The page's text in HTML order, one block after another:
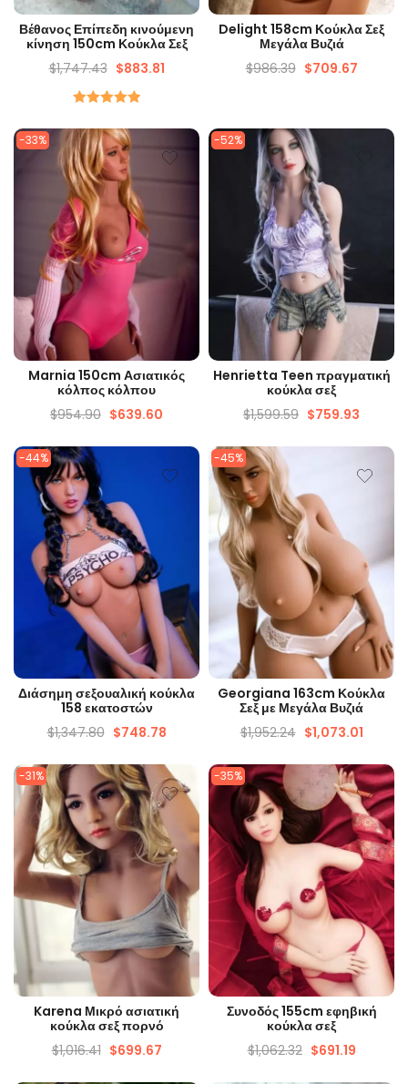
ΓΡΉΓΟΡΗ ΜΑΤΙΆ
Βέθανος Επίπεδη κινούμενη
κίνηση 150cm Κούκλα Σεξ
$1,747.43 $883.81
5.00από 5
ΓΡΉΓΟΡΗ ΜΑΤΙΆ
Delight 158cm Κούκλα Σεξ
Μεγάλα Βυζιά
$986.39 $709.67
-33%
ΓΡΉΓΟΡΗ ΜΑΤΙΆ
Marnia 150cm Ασιατικός
κόλπος κόλπου
$954.90 $639.60
-52%
ΓΡΉΓΟΡΗ ΜΑΤΙΆ
Henrietta Teen πραγματική
κούκλα σεξ
$1,599.59 $759.93
-44%
ΓΡΉΓΟΡΗ ΜΑΤΙΆ
Διάσημη σεξουαλική κούκλα
158 εκατοστών
$1,347.80 $748.78
-45%
ΓΡΉΓΟΡΗ ΜΑΤΙΆ
Georgiana 163cm Κούκλα
Σεξ με Μεγάλα Βυζιά
$1,952.24 $1,073.01
-31%
ΓΡΉΓΟΡΗ ΜΑΤΙΆ
Karena Μικρό ασιατική
κούκλα σεξ πορνό
$1,016.41 $699.67
-35%
ΓΡΉΓΟΡΗ ΜΑΤΙΆ
Συνοδός 155cm εφηβική
κούκλα σεξ
$1,062.32 $691.19